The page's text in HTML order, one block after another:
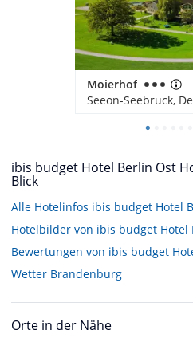
Moierhof
Seeon-Seebruck,
ibis budget Hotel Berlin Ost
Blick
Alle Hotelinfos ibis budget Hotel
Hotelbilder von ibis budget Hotel
Bewertungen von ibis budget
Wetter Brandenburg
Orte in der Nähe